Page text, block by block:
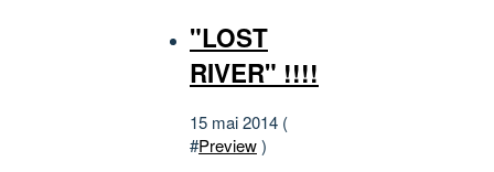
"LOST
RIVER" !!!!
15 mai 2014 (
#Preview)